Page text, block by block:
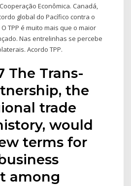
Econômica. Canadá,
global do Pacífico contra o
TPP é muito mais que o maior
Nas entrelinhas se percebe
Acordo TPP.
The Trans-
the
trade
would
terms for
among